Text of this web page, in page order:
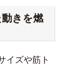
きを燃
イズや筋ト